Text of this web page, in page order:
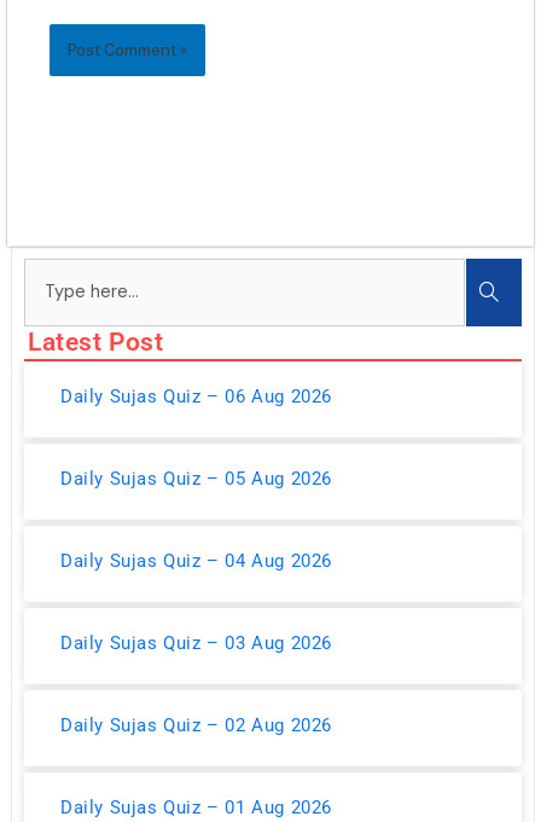
Latest Post
Daily Sujas Quiz – 06 Aug 2026
Daily Sujas Quiz – 05 Aug 2026
Daily Sujas Quiz – 04 Aug 2026
Daily Sujas Quiz – 03 Aug 2026
Daily Sujas Quiz – 02 Aug 2026
Daily Sujas Quiz – 01 Aug 2026